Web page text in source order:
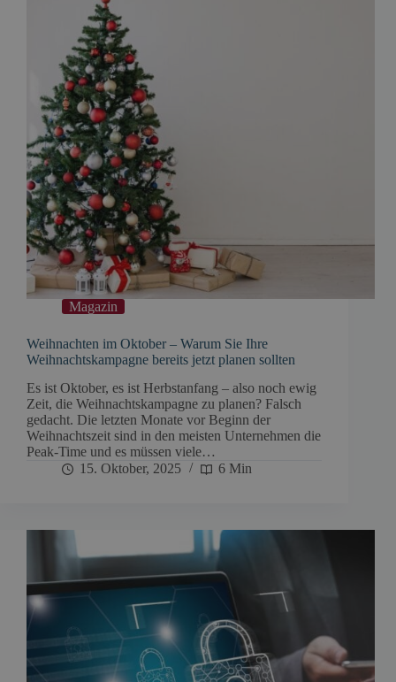
Magazin
Weihnachten im Oktober – Warum Sie Ihre
Weihnachtskampagne bereits jetzt planen sollten
Es ist Oktober, es ist Herbstanfang – also noch ewig
Zeit, die Weihnachtskampagne zu planen? Falsch
gedacht. Die letzten Monate vor Beginn der
Weihnachtszeit sind in den meisten Unternehmen die
Peak-Time und es müssen viele…
15. Oktober, 2025
6 Min